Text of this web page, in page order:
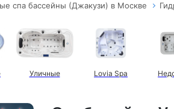
Уличные
Для дачи
Для бани или
Для зимы
хамам
Снежные
Соляные
спа бассейны (Джакузи) в Москве
Уличные Lovia Spa